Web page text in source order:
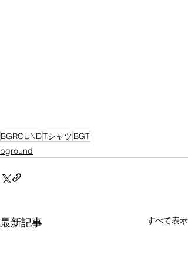
BGROUNDTシャツ BGT
bground
最新記事 すべて表示